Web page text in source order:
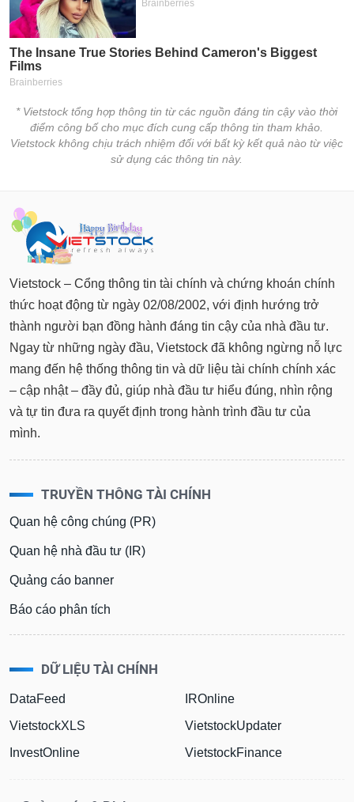
* Vietstock tổng hợp thông tin từ các nguồn đáng tin cậy vào thời
điểm công bố cho mục đích cung cấp thông tin tham khảo.
Vietstock không chịu trách nhiệm đối với bất kỳ kết quả nào từ việc
sử dụng các thông tin này.
Vietstock – Cổng thông tin tài chính và chứng khoán chính
thức hoạt động từ ngày 02/08/2002, với định hướng trở
thành người bạn đồng hành đáng tin cậy của nhà đầu tư.
Ngay từ những ngày đầu, Vietstock đã không ngừng nỗ lực
mang đến hệ thống thông tin và dữ liệu tài chính chính xác
– cập nhật – đầy đủ, giúp nhà đầu tư hiểu đúng, nhìn rộng
và tự tin đưa ra quyết định trong hành trình đầu tư của
mình.
TRUYỀN THÔNG TÀI CHÍNH
Quan hệ công chúng (PR)
Quan hệ nhà đầu tư (IR)
Quảng cáo banner
Báo cáo phân tích
DỮ LIỆU TÀI CHÍNH
DataFeed
VietstockXLS
InvestOnline
IROnline
VietstockUpdater
VietstockFinance